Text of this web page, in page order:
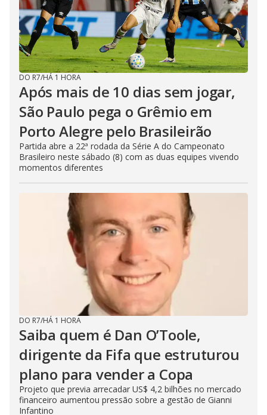
DO R7/HÁ 1 HORA
Após mais de 10 dias sem jogar,
São Paulo pega o Grêmio em
Porto Alegre pelo Brasileirão
Partida abre a 22ª rodada da Série A do Campeonato
Brasileiro neste sábado (8) com as duas equipes vivendo
momentos diferentes
DO R7/HÁ 1 HORA
Saiba quem é Dan O’Toole,
dirigente da Fifa que estruturou
plano para vender a Copa
Projeto que previa arrecadar US$ 4,2 bilhões no mercado
financeiro aumentou pressão sobre a gestão de Gianni
Infantino